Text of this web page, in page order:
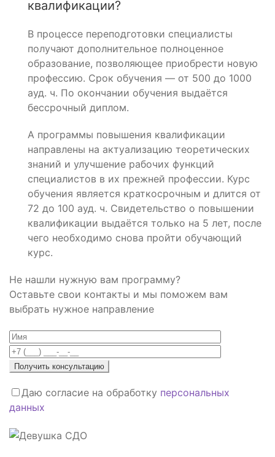
квалификации?
В процессе переподготовки специалисты
получают дополнительное полноценное
образование, позволяющее приобрести новую
профессию. Срок обучения — от 500 до 1000
ауд. ч. По окончании обучения выдаётся
бессрочный диплом.
А программы повышения квалификации
направлены на актуализацию теоретических
знаний и улучшение рабочих функций
специалистов в их прежней профессии. Курс
обучения является краткосрочным и длится от
72 до 100 ауд. ч. Свидетельство о повышении
квалификации выдаётся только на 5 лет, после
чего необходимо снова пройти обучающий
курс.
Не нашли нужную вам программу?
Оставьте свои контакты и мы поможем вам
выбрать нужное направление
Даю согласие на обработку персональных
данных